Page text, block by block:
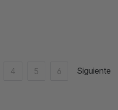
4 5 6 Siguiente